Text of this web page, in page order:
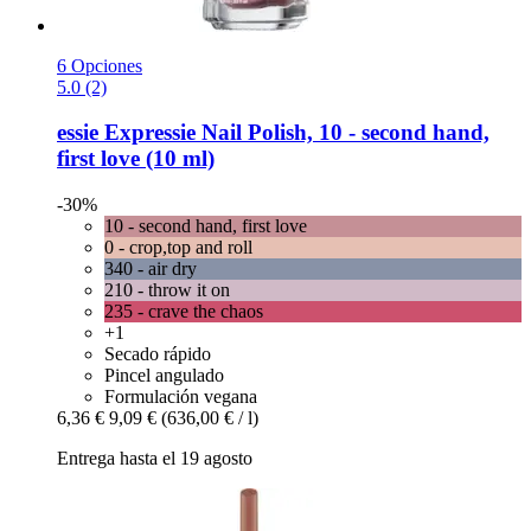
6 Opciones
5.0 (2)
essie Expressie Nail Polish, 10 -​ second hand,
first love (10 ml)
-30%
10 - second hand, first love
0 - crop,top and roll
340 - air dry
210 - throw it on
235 - crave the chaos
+1
Secado rápido
Pincel angulado
Formulación vegana
6,36 € 9,09 € (636,00 € / l)
Entrega hasta el 19 agosto